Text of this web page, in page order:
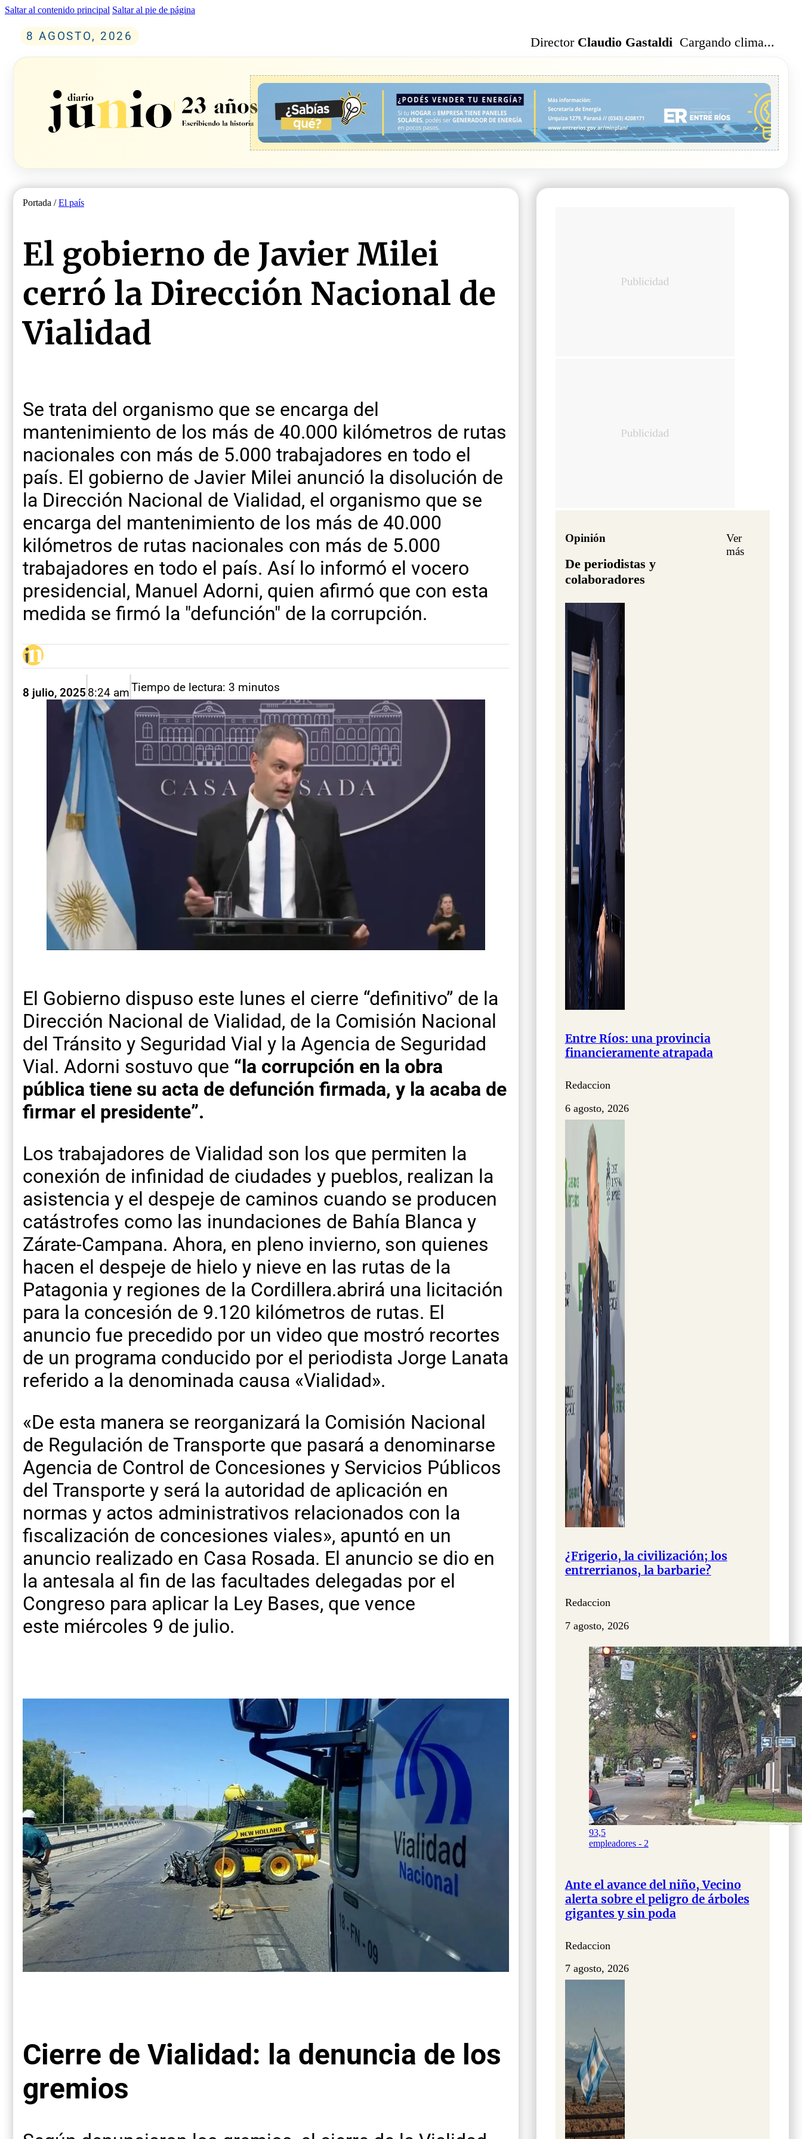
Saltar al contenido principal Saltar al pie de página
8 AGOSTO, 2026 Director Claudio Gastaldi Cargando clima...
Portada /El país
El gobierno de Javier Milei
cerró la Dirección Nacional de
Vialidad
Se trata del organismo que se encarga del
mantenimiento de los más de 40.000 kilómetros de rutas
nacionales con más de 5.000 trabajadores en todo el
país. El gobierno de Javier Milei anunció la disolución de
la Dirección Nacional de Vialidad, el organismo que se
encarga del mantenimiento de los más de 40.000
kilómetros de rutas nacionales con más de 5.000
trabajadores en todo el país. Así lo informó el vocero
presidencial, Manuel Adorni, quien afirmó que con esta
medida se firmó la "defunción" de la corrupción.
8 julio, 2025 8:24 amTiempo de lectura: 3 minutos
El Gobierno dispuso este lunes el cierre “definitivo” de la
Dirección Nacional de Vialidad, de la Comisión Nacional
del Tránsito y Seguridad Vial y la Agencia de Seguridad
Vial. Adorni sostuvo que “la corrupción en la obra
pública tiene su acta de defunción firmada, y la acaba de
firmar el presidente”.
Los trabajadores de Vialidad son los que permiten la
conexión de infinidad de ciudades y pueblos, realizan la
asistencia y el despeje de caminos cuando se producen
catástrofes como las inundaciones de Bahía Blanca y
Zárate-Campana. Ahora, en pleno invierno, son quienes
hacen el despeje de hielo y nieve en las rutas de la
Patagonia y regiones de la Cordillera.abrirá una licitación
para la concesión de 9.120 kilómetros de rutas. El
anuncio fue precedido por un video que mostró recortes
de un programa conducido por el periodista Jorge Lanata
referido a la denominada causa «Vialidad».
«De esta manera se reorganizará la Comisión Nacional
de Regulación de Transporte que pasará a denominarse
Agencia de Control de Concesiones y Servicios Públicos
del Transporte y será la autoridad de aplicación en
normas y actos administrativos relacionados con la
fiscalización de concesiones viales», apuntó en un
anuncio realizado en Casa Rosada. El anuncio se dio en
la antesala al fin de las facultades delegadas por el
Congreso para aplicar la Ley Bases, que vence
este miércoles 9 de julio.
Cierre de Vialidad: la denuncia de los
gremios
Opinión
De periodistas y
colaboradores
Ver
más
Entre Ríos: una provincia
financieramente atrapada
Redaccion
6 agosto, 2026
¿Frigerio, la civilización; los
entrerrianos, la barbarie?
Redaccion
7 agosto, 2026
93,5
empleadores - 2
Ante el avance del niño, Vecino
alerta sobre el peligro de árboles
gigantes y sin poda
Redaccion
7 agosto, 2026